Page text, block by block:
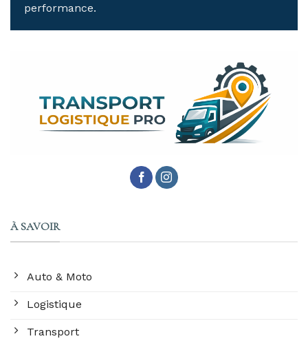
performance.
À SAVOIR
Auto & Moto
Logistique
Transport